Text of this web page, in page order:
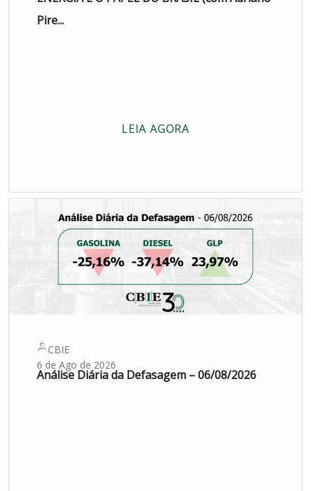
Pire...
LEIA AGORA
CBIE
6 de Ago de 2026
Análise Diária da Defasagem – 06/08/2026